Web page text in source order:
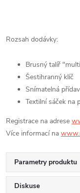
Rozsah dodávky:
Brusný talíř
Šestihranný klíč
Snímatelná
Textilní sáček na
Registrace na adrese
Více informací na
Parametry produktu
Diskuse